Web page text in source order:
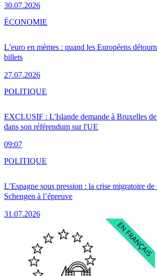
30.07.2026
L’euro en mèmes : quand les Européens
billets
27.07.2026
ÉCONOMIE
EXCLUSIF : L'Islande demande à Bruxelles de
dans son référendum sur l'UE
09:07
POLITIQUE
L’Espagne sous pression : la crise migratoire de
Schengen à l’épreuve
31.07.2026
POLITIQUE